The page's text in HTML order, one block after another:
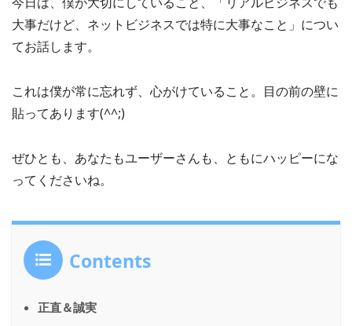
大事だけど、ネットビジネスでは特に大事なこと」につい
てお話します。
これは僕が常に忘れず、心がけていること。目の前の壁に
貼ってあります(^^;)
ぜひとも、あなたもユーザーさんも、ともにハッピーにな
ってくださいね。
Contents
正直＆誠実